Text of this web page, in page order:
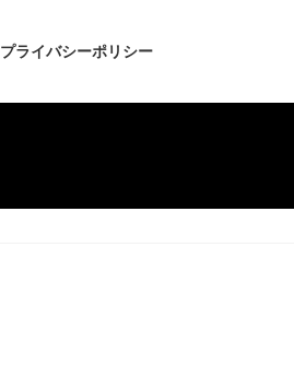
プライバシーポリシー